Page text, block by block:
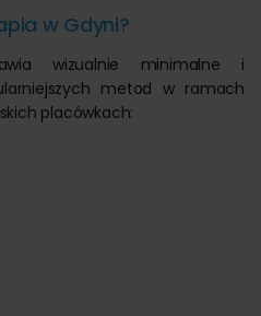
w Gdyni?
wizualnie minimalne i
metod w ramach
placówkach: